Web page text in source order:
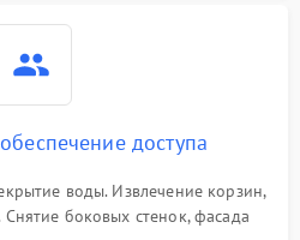
доступа
воды. Извлечение корзин,
боковых стенок, фасада